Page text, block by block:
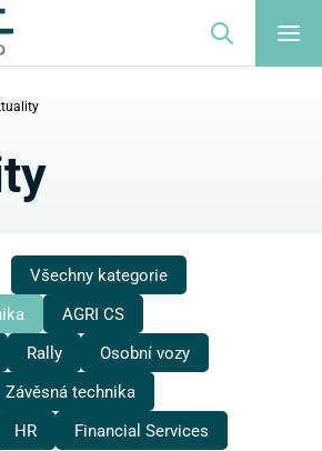
Všechny kategorie
AGRI CS
Rally
Osobní vozy
Závěsná technika
HR Financial Services